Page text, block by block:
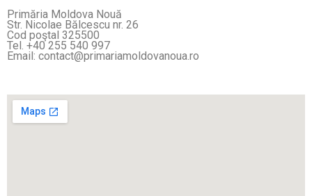
Primăria Moldova Nouă
Str. Nicolae Bălcescu nr. 26
Cod poştal 325500
Tel. +40 255 540 997
Email: contact@primariamoldovanoua.ro